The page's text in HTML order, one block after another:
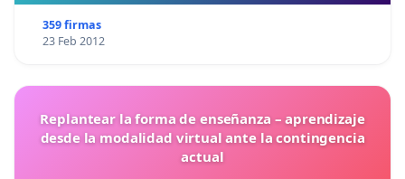
359 firmas
23 Feb 2012
Replantear la forma de enseñanza – aprendizaje
desde la modalidad virtual ante la contingencia
actual